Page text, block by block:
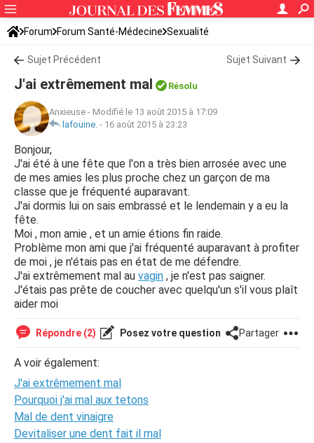
Forum Forum Santé-Médecine Sexualité
Sujet Précédent Sujet Suivant
J'ai extrêmement mal Résolu
Anxieuse - Modifié le 13 août 2015 à 17:09
lafouine. - 16 août 2015 à 23:23
Bonjour,
J'ai été à une fête que l'on a très bien arrosée avec une
de mes amies les plus proche chez un garçon de ma
classe que je fréquenté auparavant.
J'ai dormis lui on sais embrassé et le lendemain y a eu la
fête.
Moi , mon amie , et un amie étions fin raide.
Problème mon ami que j'ai fréquenté auparavant à profiter
de moi , je n'étais pas en état de me défendre.
J'ai extrêmement mal au vagin , je n'est pas saigner.
J'étais pas prête de coucher avec quelqu'un s'il vous plaît
aider moi
Répondre (2) Posez votre question Partager
A voir également:
J'ai extrêmement mal
Pourquoi j'ai mal aux tetons
Mal de dent vinaigre
Devitaliser une dent fait il mal